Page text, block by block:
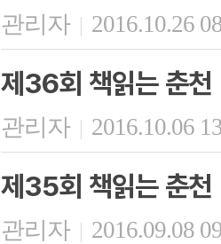
관리자 | 2016.10.26
제36회 책읽는 춘천
관리자 | 2016.10.06
제35회 책읽는 춘천
관리자 | 2016.09.08